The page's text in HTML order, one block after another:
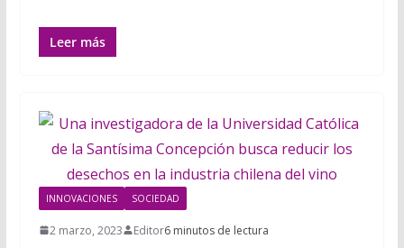
Leer más
INNOVACIONES SOCIEDAD
2 marzo, 2023 Editor6 minutos de lectura